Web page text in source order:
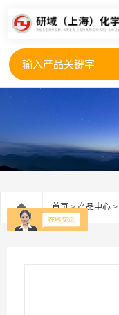
首页>产品中心 >